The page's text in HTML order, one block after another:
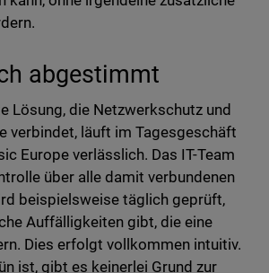
abgestimmt
Lösung, die Netzwerkschutz und
verbindet, läuft im Tagesgeschäft
Europe verlässlich. Das IT-Team
über alle damit verbundenen
beispielsweise täglich geprüft,
Auffälligkeiten gibt, die eine
Dies erfolgt vollkommen intuitiv.
ist, gibt es keinerlei Grund zur